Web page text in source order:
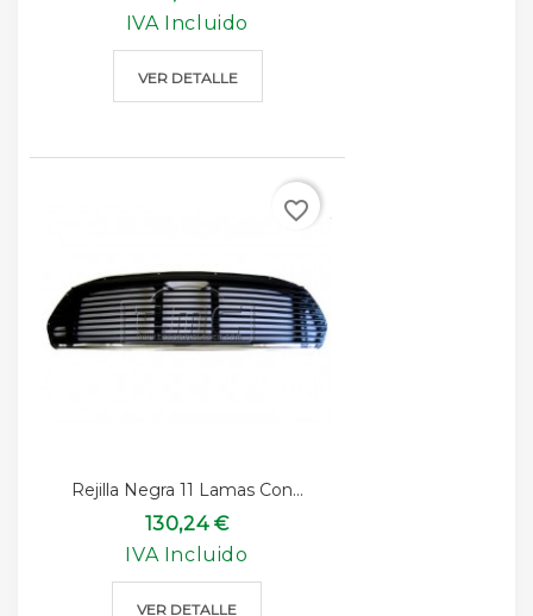
IVA Incluido
VER DETALLE
Rejilla Negra 11 Lamas Con...
130,24 €
IVA Incluido
VER DETALLE
favorite_border